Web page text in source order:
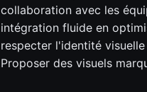
collaboration avec les
intégration fluide en
respecter l'identité
Proposer des visuels